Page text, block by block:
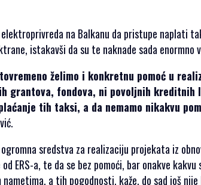
na Balkanu da pristupe naplati
istakavši da su te naknade sada enormno
želimo i konkretnu pomoć u
grantova, fondova, ni povoljnih kreditnih
tih taksi, a da nemamo nikakvu
sredstva za realizaciju projekata iz
ERS-a, te da se bez pomoći, bar onakve kakvu
a tih pogodnosti, kaže, do sad još